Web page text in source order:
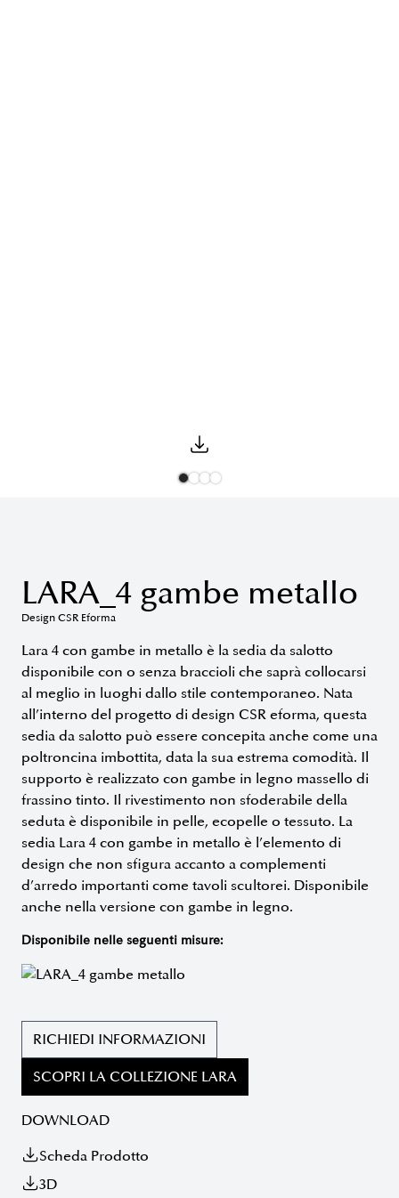
LARA_4 gambe metallo
Design CSR Eforma
Lara 4 con gambe in metallo è la sedia da salotto
disponibile con o senza braccioli che saprà collocarsi
al meglio in luoghi dallo stile contemporaneo. Nata
all’interno del progetto di design CSR eforma, questa
sedia da salotto può essere concepita anche come una
poltroncina imbottita, data la sua estrema comodità. Il
supporto è realizzato con gambe in legno massello di
frassino tinto. Il rivestimento non sfoderabile della
seduta è disponibile in pelle, ecopelle o tessuto. La
sedia Lara 4 con gambe in metallo è l’elemento di
design che non sfigura accanto a complementi
d’arredo importanti come tavoli scultorei. Disponibile
anche nella versione con gambe in legno.
Disponibile nelle seguenti misure:
RICHIEDI INFORMAZIONI
SCOPRI LA COLLEZIONE LARA
DOWNLOAD
Scheda Prodotto
3D